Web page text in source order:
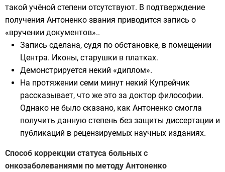
такой учёной степени отсутствуют. В подтверждение
получения Антоненко звания приводится запись о
«вручении документов»..
Запись сделана, судя по обстановке, в помещении
Центра. Иконы, старушки в платках.
Демонстрируется некий «диплом».
На протяжении семи минут некий Купрейчик
рассказывает, что же это за доктор философии.
Однако не было сказано, как Антоненко смогла
получить данную степень без защиты диссертации и
публикаций в рецензируемых научных изданиях.
Способ коррекции статуса больных с
онкозаболеваниями по методу Антоненко